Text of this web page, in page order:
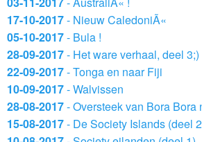
17-10-2017- Nieuw CaledoniÃ«
05-10-2017- Bula !
28-09-2017- Het ware verhaal, deel 3;)
22-09-2017- Tonga en naar Fiji
10-09-2017- Walvissen
28-08-2017- Oversteek van Bora Bora
15-08-2017- De Society Islands (deel